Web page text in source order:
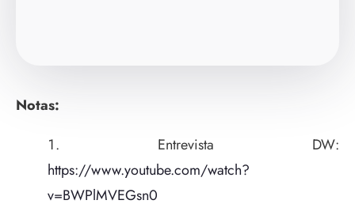
Notas:
Entrevista DW:
https://www.youtube.com/watch?
v=BWPlMVEGsn0